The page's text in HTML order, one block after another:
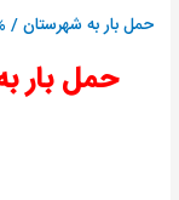
حمل بار به شهرستان/
حمل بار
رایگان
کمترین